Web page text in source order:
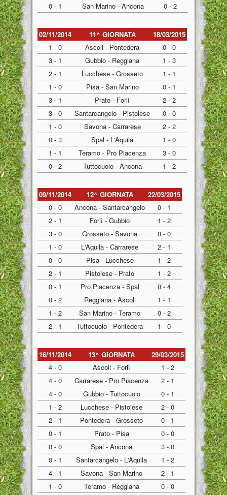
0 - 1
San Marino - Ancona 0 - 2
02/11/2014 11^ GIORNATA
18/03/2015
1 - 0
Ascoli - Pontedera
0 - 0
3 - 1
Gubbio - Reggiana
1 - 3
2 - 1
Lucchese - Grosseto
1 - 1
1 - 0
Pisa - San Marino
0 - 1
3 - 1
Prato - Forlì
2 - 2
3 - 0
Santarcangelo - Pistoiese
0 - 0
1 - 0
Savona - Carrarese
2 - 2
0 - 3
Spal - L'Aquila
1 - 0
1 - 1
Teramo - Pro Piacenza
3 - 0
0 - 2
Tuttocuoio - Ancona 1 - 2
09/11/2014 12^ GIORNATA
22/03/2015
0 - 0
Ancona - Santarcangelo
0 - 1
2 - 1
Forlì - Gubbio
1 - 2
3 - 0
Grosseto - Savona
0 - 0
1 - 0
L'Aquila - Carrarese
2 - 1
0 - 0
Pisa - Lucchese
1 - 2
2 - 1
Pistoiese - Prato
1 - 2
0 - 1
Pro Piacenza - Spal
0 - 4
0 - 2
Reggiana - Ascoli
1 - 1
1 - 2
San Marino - Teramo
0 - 2
2 - 1
Tuttocuoio - Pontedera 1 - 0
16/11/2014 13^ GIORNATA
29/03/2015
4 - 0
Ascoli - Forlì
1 - 2
4 - 0
Carrarese - Pro Piacenza
2 - 1
4 - 0
Gubbio - Tuttocuoio
0 - 1
1 - 2
Lucchese - Pistoiese
2 - 0
2 - 1
Pontedera - Grosseto
0 - 1
0 - 1
Prato - Pisa
0 - 0
0 - 0
Spal - Ancona
3 - 0
0 - 1
Santarcangelo - L'Aquila
1 - 2
4 - 1
Savona - San Marino
2 - 1
1 - 0
Teramo - Reggiana 0 - 0